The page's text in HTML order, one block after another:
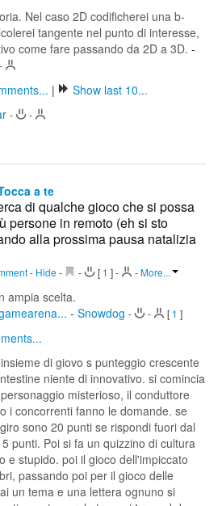
Nel caso 2D codificherei una b-
tangente nel punto di interesse,
come fare passando da 2D a 3D. -
-
|
Show last 10...
- -
a te
di qualche gioco che si possa
persone in remoto (eh si sto
alla prossima pausa natalizia
- Hide - - [ 1 ]- -More...
ampia scelta.
- Snowdog - - [ 1 ]
di giovo s punteggio crescente
niente di innovativo. si comincia
misterioso, il conduttore
i concorrenti fanno le domande. se
sono 20 punti se rispondi fuori dal
punti. Poi si fa un quizzino di cultura
e stupido. poi il gioco dell'impiccato
passando poi per il gioco delle
un tema e una lettera ognuno si